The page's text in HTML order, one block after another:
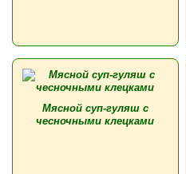
Мясной суп-гуляш с
чесночными клецками